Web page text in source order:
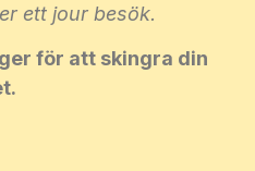
ett jour besök.
för att skingra din